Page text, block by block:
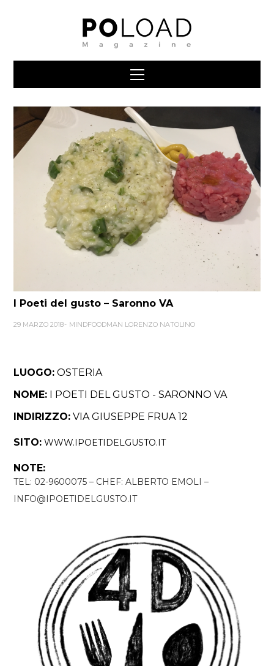
I Poeti del gusto – Saronno VA
29 MARZO 2018 MINDFOODMAN LORENZO NATOLINO
LUOGO: OSTERIA
NOME: I POETI DEL GUSTO - SARONNO VA
INDIRIZZO: VIA GIUSEPPE FRUA 12
SITO: WWW.IPOETIDELGUSTO.IT
NOTE:
TEL: 02-9600075 – CHEF: ALBERTO EMOLI –
INFO@IPOETIDELGUSTO.IT